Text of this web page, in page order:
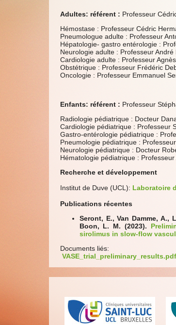
Adultes: référent : Professeur
Hémostase : Professeur Cédric
Pneumologue adulte : Professeur
Hépatologie- gastro entérologie :
Neurologie adulte : Professeur
Cardiologie adulte : Professeur
Obstétrique : Professeur Frédéric
Oncologie : Professeur Emmanuel
Enfants: référent : Professeur
Radiologie pédiatrique : Docteur
Cardiologie pédiatrique : Professeur
Gastro-entérologie pédiatrique :
Pneumologie pédiatrique :
Neurologie pédiatrique : Docteur
Hématologie pédiatrique :
Recherche et développement
Institut de Duve (UCL): Laboratoire
Publications récentes
Seront, E., Van Damme, A.,
Boon, L. M. (2023).
sirolimus in slow-flow
Documents liés:
VASE_trial_preliminary_results.pdf